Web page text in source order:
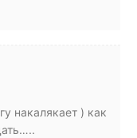
накалякает ) как